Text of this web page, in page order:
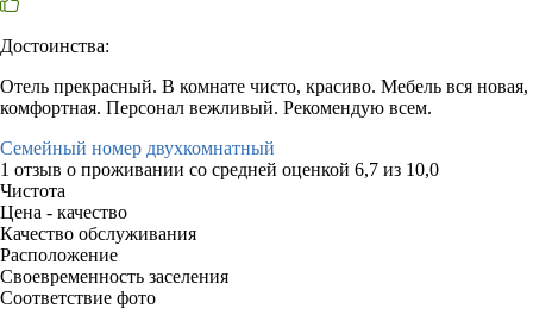
Достоинства:
Отель прекрасный. В комнате чисто, красиво. Мебель вся новая,
комфортная. Персонал вежливый. Рекомендую всем.
Семейный номер двухкомнатный
1 отзыв о проживании со средней оценкой 6,7 из 10,0
Чистота
Цена - качество
Качество обслуживания
Расположение
Своевременность заселения
Соответствие фото